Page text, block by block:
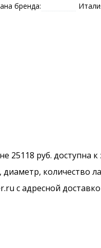
бренда:
руб. доступна к
количество
с адресной